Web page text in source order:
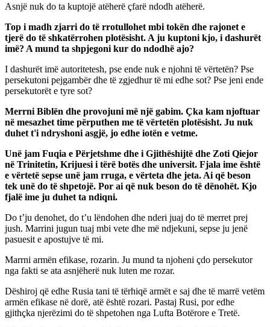
Asnjë nuk do ta kuptojë atëherë çfarë ndodh atëherë.
Top i madh zjarri do të rrotullohet mbi tokën dhe rajonet e
tjerë do të shkatërrohen plotësisht. A ju kuptoni kjo, i dashurët
imë? A mund ta shpjegoni kur do ndodhë ajo?
I dashurët imë autoritetesh, pse ende nuk e njohni të vërtetën? Pse
persekutoni pejgambër dhe të zgjedhur të mi edhe sot? Pse jeni ende
persekutorët e tyre sot?
Merrni Biblën dhe provojuni më një gabim. Çka kam njoftuar
në mesazhet time përputhen me të vërtetën plotësisht. Ju nuk
duhet t'i ndryshoni asgjë, jo edhe iotën e vetme.
Unë jam Fuqia e Përjetshme dhe i Gjithëshijtë dhe Zoti Qiejor
në Trinitetin, Krijuesi i tërë botës dhe universit. Fjala ime është
e vërtetë sepse unë jam rruga, e vërteta dhe jeta. Ai që beson
tek unë do të shpetojë. Por ai që nuk beson do të dënohët. Kjo
fjalë ime ju duhet ta ndiqni.
Do t’ju denohet, do t’u lëndohen dhe nderi juaj do të merret prej
jush. Marrini jugun tuaj mbi vete dhe më ndjekuni, sepse ju jenë
pasuesit e apostujve të mi.
Marrni armën efikase, rozarin. Ju mund ta njoheni çdo persekutor
nga fakti se ata asnjëherë nuk luten me rozar.
Dëshiroj që edhe Rusia tani të tërhiqë armët e saj dhe të marrë vetëm
armën efikase në dorë, atë është rozari. Pastaj Rusi, por edhe
gjithçka njerëzimi do të shpetohen nga Lufta Botërore e Tretë.